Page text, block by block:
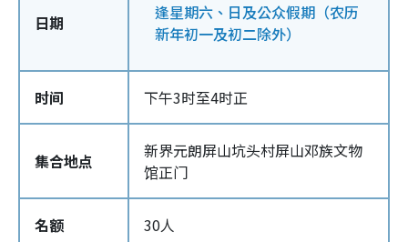
日期
逢星期六、日及公众假期（农历
新年初一及初二除外）
时间 下午3时至4时正
集合地点
新界元朗屏山坑头村屏山邓族文物
馆正门
名额 30人